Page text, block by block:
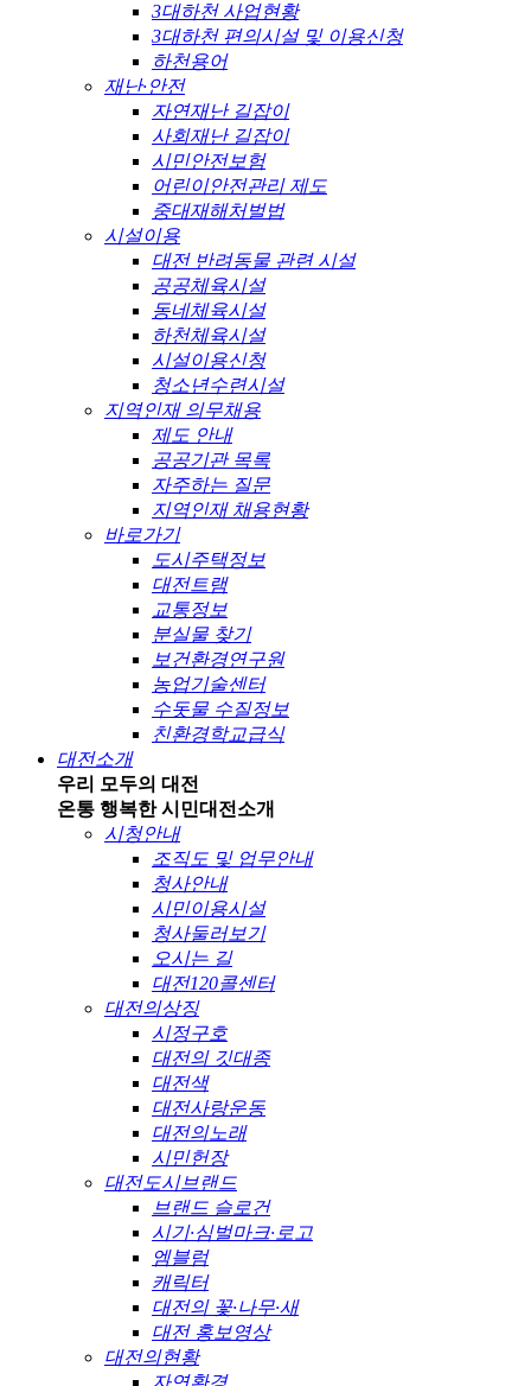
3대하천 사업현황
3대하천 편의시설 및 이용신청
하천용어
재난·안전
자연재난 길잡이
사회재난 길잡이
시민안전보험
어린이안전관리 제도
중대재해처벌법
시설이용
대전 반려동물 관련 시설
공공체육시설
동네체육시설
하천체육시설
시설이용신청
청소년수련시설
지역인재 의무채용
제도 안내
공공기관 목록
자주하는 질문
지역인재 채용현황
바로가기
도시주택정보
대전트램
교통정보
분실물 찾기
보건환경연구원
농업기술센터
수돗물 수질정보
친환경학교급식
대전소개
우리 모두의 대전
온통 행복한 시민대전소개
시청안내
조직도 및 업무안내
청사안내
시민이용시설
청사둘러보기
오시는 길
대전120콜센터
대전의상징
시정구호
대전의 깃대종
대전색
대전사랑운동
대전의노래
시민헌장
대전도시브랜드
브랜드 슬로건
시기·심벌마크·로고
엠블럼
캐릭터
대전의 꽃·나무·새
대전 홍보영상
대전의현황
자연환경